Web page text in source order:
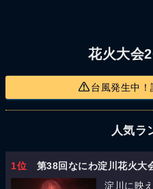
花火大会
台風発生中
人気ラ
1位 第38回なにわ淀川花火大
淀川に映